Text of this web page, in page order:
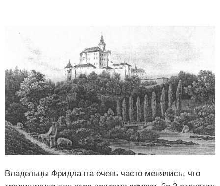
Владельцы Фридланта очень часто менялись, что